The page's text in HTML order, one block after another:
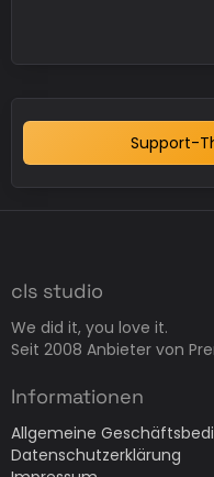
Support-
cls studio
We did it, you love it.
Seit 2008 Anbieter von
Informationen
Allgemeine
Datenschutzerklärung